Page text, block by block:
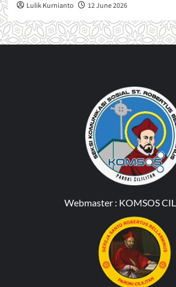
Lulik Kurnianto 12 June 2026
Webmaster : KOMSOS